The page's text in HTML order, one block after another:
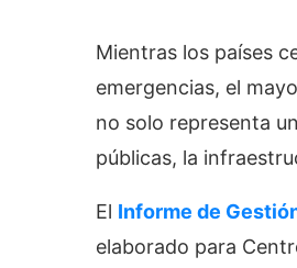
Mientras los países
emergencias, el
no solo representa
públicas, la
El Informe de
elaborado para